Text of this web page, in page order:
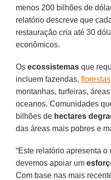
menos 200 bilhões de
relatório descreve que
restauração cria até 30
econômicos.
Osecossistemas que
incluem fazendas,florestas
montanhas, turfeiras,
oceanos. Comunidades
bilhões de hectares
das áreas mais pobres e
“Este relatório apresenta
devemos apoiar um
Com base nas mais